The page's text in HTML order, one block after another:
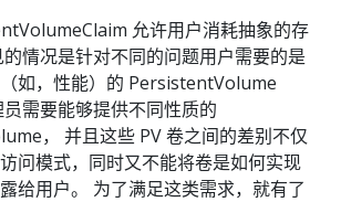
允许用户消耗抽象的存
情况是针对不同的问题用户需要的是
如，性能）的 PersistentVolume
需要能够提供不同性质的
， 并且这些 PV 卷之间的差别不仅
问模式，同时又不能将卷是如何实现
给用户。 为了满足这类需求，就有了